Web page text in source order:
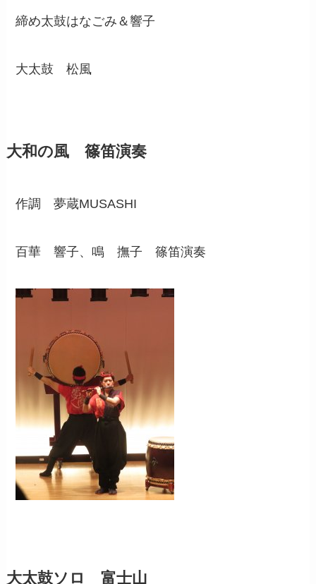
締め太鼓はなごみ＆響子
大太鼓 松風
大和の風 篠笛演奏
作調 夢蔵MUSASHI
百華 響子、鳴 撫子 篠笛演奏
大太鼓ソロ 富士山